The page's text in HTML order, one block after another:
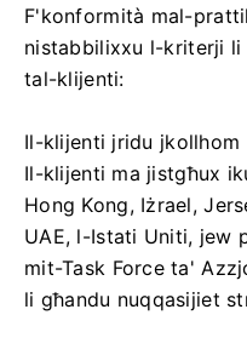
F'konformità mal-
nistabbilixxu l-kriterji
tal-klijenti:
Il-klijenti jridu jkollhom
Il-klijenti ma jistgħux
Hong Kong, Iżrael,
UAE, l-Istati Uniti, jew
mit-Task Force ta'
li għandu nuqqasijiet